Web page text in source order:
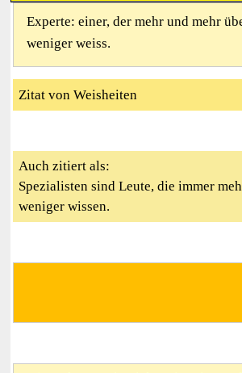
Experte: einer, der mehr und mehr
weniger weiss.
Zitat von Weisheiten
Auch zitiert als:
Spezialisten sind Leute, die immer
weniger wissen.